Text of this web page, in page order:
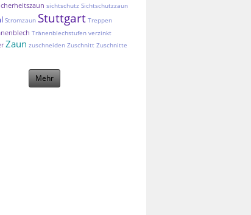
sichtschutz Sichtschutzzaun
Stromzaun Stuttgart Treppen
Tränenblechstufen verzinkt
Zaun zuschneiden Zuschnitt Zuschnitte
Mehr